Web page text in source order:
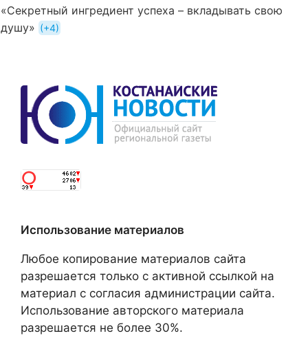
«Секретный ингредиент успеха – вкладывать свою
душу»
+4
Использование материалов
Любое копирование материалов сайта
разрешается только с активной ссылкой на
материал с согласия администрации сайта.
Использование авторского материала
разрешается не более 30%.